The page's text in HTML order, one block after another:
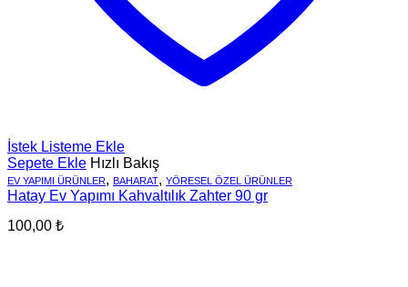
İstek Listeme Ekle
Sepete Ekle Hızlı Bakış
EV YAPIMI ÜRÜNLER, BAHARAT, YÖRESEL ÖZEL ÜRÜNLER
Hatay Ev Yapımı Kahvaltılık Zahter 90 gr
100,00 ₺